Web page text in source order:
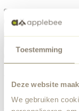
Toestemming
Deze website
We gebruiken
been notified.
Back to home